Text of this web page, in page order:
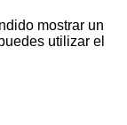
mostrar un
utilizar el